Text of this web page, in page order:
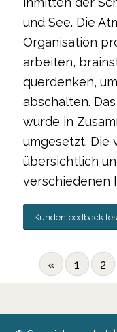
und See. Die
Organisation
arbeiten,
querdenken,
abschalten.
wurde in
umgesetzt. Die
übersichtlich
verschiedenen
Kundenfeedback
«
1 2